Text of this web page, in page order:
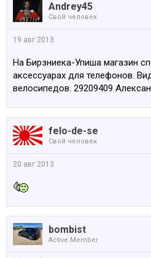
Andrey45
Свой человек
19 авг 2013
На Бирзниека-Упиша магазин
аксессуарах для телефонов.
велосипедов. 29209409
felo-de-se
Свой человек
20 авг 2013
bombist
Active Member